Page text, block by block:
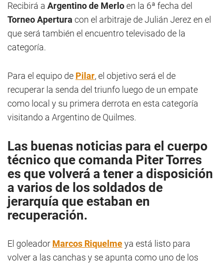
Recibirá a Argentino de Merloen la 6ª fecha del
Torneo Apertura con el arbitraje de Julián Jerez en el
que será también el encuentro televisado de la
categoría.
Para el equipo de Pilar, el objetivo será el de
recuperar la senda del triunfo luego de un empate
como local y su primera derrota en esta categoría
visitando a Argentino de Quilmes.
Las buenas noticias para el cuerpo
técnico que comanda Piter Torres
es que volverá a tener a disposición
a varios de los soldados de
jerarquía que estaban en
recuperación.
El goleador Marcos Riquelmeya está listo para
volver a las canchas y se apunta como uno de los